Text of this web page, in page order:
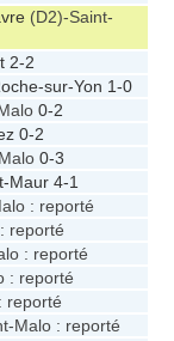
(D2)-Saint-
2-2
sur-Yon 1-0
0-2
0-2
0-3
Maur 4-1
: reporté
: reporté
: reporté
: reporté
: reporté
Malo : reporté